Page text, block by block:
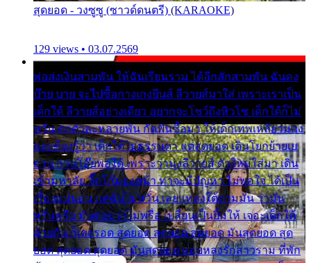
สุดยอด - วงซูซู (ซาวด์ดนตรี) (KARAOKE)
129 views • 03.07.2569
พ่อส่งเงินสามพัน ให้ฉันเรียนราม ได้อีกสักสามพัน ฉันคง
บ๊าย บาย จะไปซื้อกางเกงยีนส์ ลีวายส์มาใส่ เพราะเราเป็น
เด็กใต้ ลีวายส์อย่างเดียว อยากจะโชว์ถึงหิวโซ เด็กใต้ก็ไม่
หวั่น ตกตัวละหลายพัน กัดฟันซื้อมา ให้เด็กเทพเหลียวมอง
และต้องรู้ว่า เด็กใต้ไม่ธรรมดา แต่สุดยอด เดินโยกย้ายเย
ยวน กวนโอ๊ยพอได้ เพราะว่านุ่งลีวายส์ ตัวใหม่ใส่มา เดิน
เข้ามหาลัย จิ๊กโก๊มองหน้า ท่าจะมีปัญหา ไม่พอใจ ได้เป็น
เรื่องแน่นอน แต่ฉันไม่หวั่น เลยแหลงใต้ถามมัน ว่ามัน
พรั่นพรือ มันตอบว่าไม่พรื่อ เปลี่ยนเป็นยิ้มให้ เจอะเด็กใต้
ด้วยกัน ก็เลยรอด สุดยอด สุดยอด สุดยอด มันสุดยอด สุด
ยอด สุดยอด สุดยอด มันสุดยอด แอบหลงรักสาวราม ที่พัก